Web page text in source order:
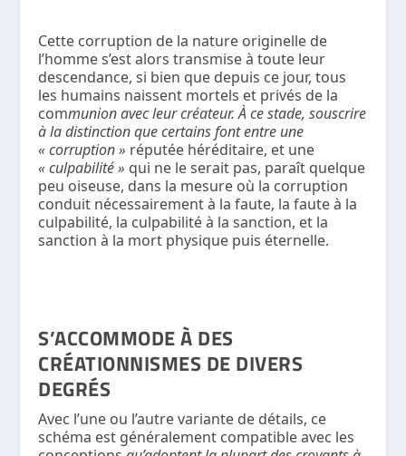
Cette corruption de la nature originelle de
l’homme s’est alors transmise à toute leur
descendance, si bien que depuis ce jour, tous
les humains naissent mortels et privés de la
communion avec leur créateur. À ce stade, souscrire
à la distinction que certains font entre une
« corruption » réputée héréditaire, et une
« culpabilité » qui ne le serait pas, paraît quelque
peu oiseuse, dans la mesure où la corruption
conduit nécessairement à la faute, la faute à la
culpabilité, la culpabilité à la sanction, et la
sanction à la mort physique puis éternelle.
S’ACCOMMODE À DES
CRÉATIONNISMES DE DIVERS
DEGRÉS
Avec l’une ou l’autre variante de détails, ce
schéma est généralement compatible avec les